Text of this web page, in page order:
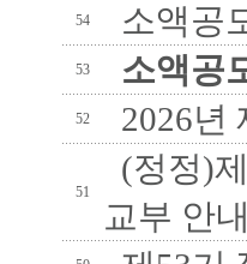
54 소액공
53 소액공
52 2026년
51
(정정)
교부 안내